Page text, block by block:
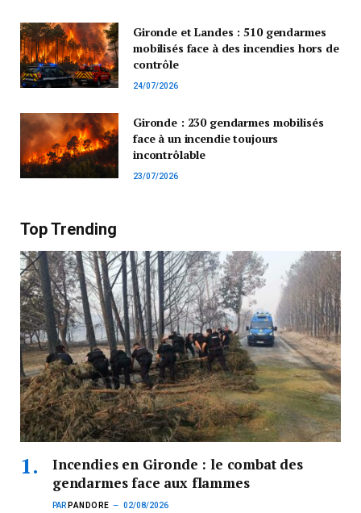
Gironde et Landes : 510 gendarmes
mobilisés face à des incendies hors de
contrôle
24/07/2026
Gironde : 230 gendarmes mobilisés
face à un incendie toujours
incontrôlable
23/07/2026
Top Trending
Incendies en Gironde : le combat des
gendarmes face aux flammes
PAR PANDORE 02/08/2026